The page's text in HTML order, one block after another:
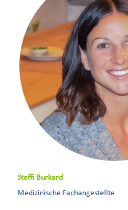
Steffi Burkard
Medizinische Fachangestellte